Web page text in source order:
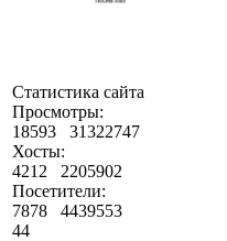
Статистика сайта
Просмотры:
18593
31322747
Хосты:
4212
2205902
Посетители:
7878
4439553
44